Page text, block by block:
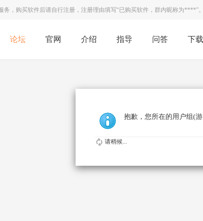
，购买软件后请自行注册，注册理由填写“已购买软件，群内昵称为****”。
论坛 官网 介绍 指导 问答 下
抱歉，您所在的用户组(
请稍候...